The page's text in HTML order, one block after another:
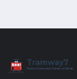
7
Tramway7
Passion Tramway & Transport Urbain